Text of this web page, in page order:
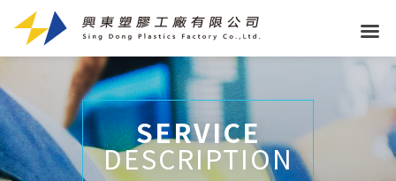
SERVICE
DESCRIPTION